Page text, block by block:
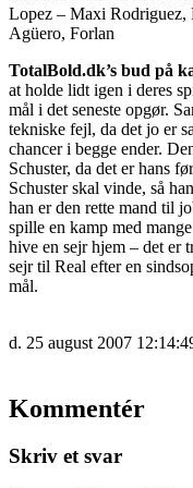
Lopez – Maxi Rodriguez,
Agüero, Forlan
TotalBold.dk’s bud på
at holde lidt igen i deres
mål i det seneste opgør.
tekniske fejl, da det jo er
chancer i begge ender.
Schuster, da det er hans
Schuster skal vinde, så
han er den rette mand til
spille en kamp med
hive en sejr hjem – det er
sejr til Real efter en
mål.
d. 25 august 2007
Kommentér
Skriv et svar